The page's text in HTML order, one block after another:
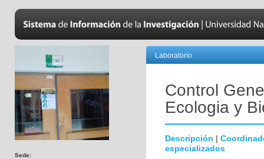
Sede:
Laboratorio
Control
Ecologia y
Descripción |
especializados